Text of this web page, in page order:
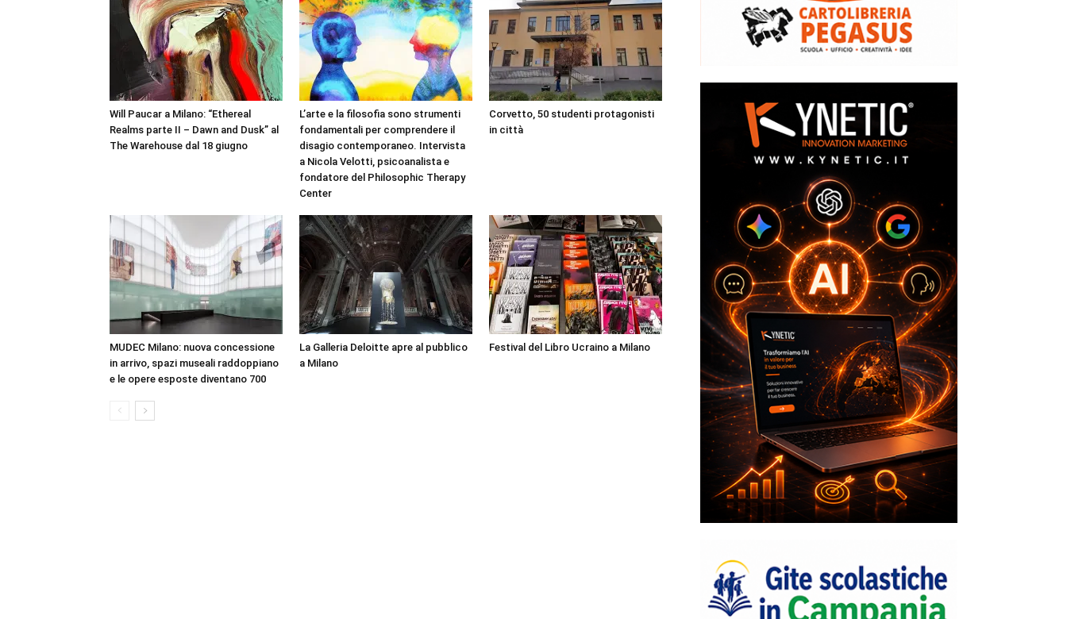
Will Paucar a Milano: “Ethereal
Realms parte II – Dawn and Dusk” al
The Warehouse dal 18 giugno
L’arte e la filosofia sono strumenti
fondamentali per comprendere il
disagio contemporaneo. Intervista
a Nicola Velotti, psicoanalista e
fondatore del Philosophic Therapy
Center
Corvetto, 50 studenti protagonisti
in città
MUDEC Milano: nuova concessione
in arrivo, spazi museali raddoppiano
e le opere esposte diventano 700
La Galleria Deloitte apre al pubblico
a Milano
Festival del Libro Ucraino a Milano